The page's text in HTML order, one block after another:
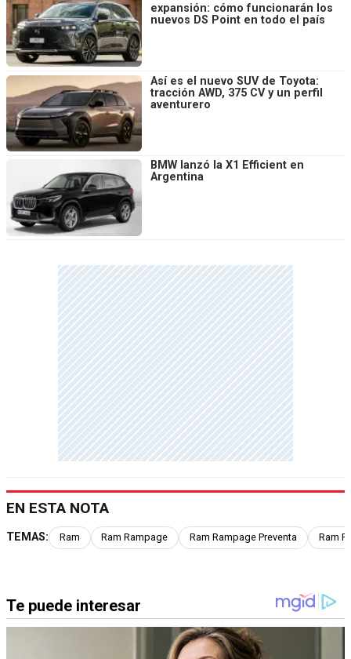
expansión: cómo funcionarán los
nuevos DS Point en todo el país
Así es el nuevo SUV de Toyota:
tracción AWD, 375 CV y un perfil
aventurero
BMW lanzó la X1 Efficient en
Argentina
EN ESTA NOTA
TEMAS: Ram Ram Rampage Ram Rampage Preventa Ram